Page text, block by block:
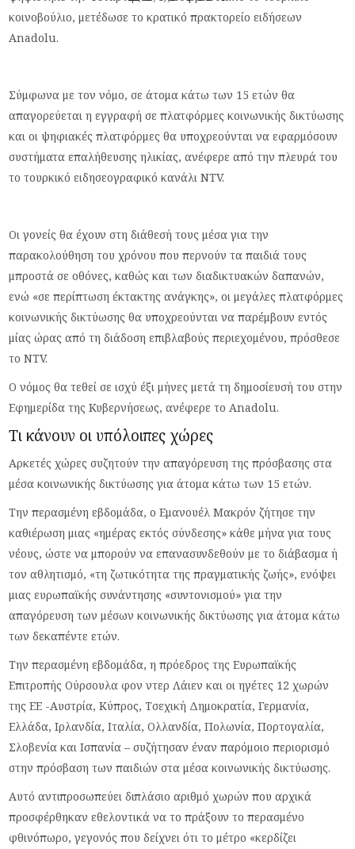
κοινοβούλιο, μετέδωσε το κρατικό πρακτορείο ειδήσεων
Anadolu.
Σύμφωνα με τον νόμο, σε άτομα κάτω των 15 ετών θα
απαγορεύεται η εγγραφή σε πλατφόρμες κοινωνικής δικτύωσης
και οι ψηφιακές πλατφόρμες θα υποχρεούνται να εφαρμόσουν
συστήματα επαλήθευσης ηλικίας, ανέφερε από την πλευρά του
το τουρκικό ειδησεογραφικό κανάλι NTV.
Οι γονείς θα έχουν στη διάθεσή τους μέσα για την
παρακολούθηση του χρόνου που περνούν τα παιδιά τους
μπροστά σε οθόνες, καθώς και των διαδικτυακών δαπανών,
ενώ «σε περίπτωση έκτακτης ανάγκης», οι μεγάλες πλατφόρμες
κοινωνικής δικτύωσης θα υποχρεούνται να παρέμβουν εντός
μίας ώρας από τη διάδοση επιβλαβούς περιεχομένου, πρόσθεσε
το NTV.
Ο νόμος θα τεθεί σε ισχύ έξι μήνες μετά τη δημοσίευσή του στην
Εφημερίδα της Κυβερνήσεως, ανέφερε το Anadolu.
Τι κάνουν οι υπόλοιπες χώρες
Αρκετές χώρες συζητούν την απαγόρευση της πρόσβασης στα
μέσα κοινωνικής δικτύωσης για άτομα κάτω των 15 ετών.
Την περασμένη εβδομάδα, ο Εμανουέλ Μακρόν ζήτησε την
καθιέρωση μιας «ημέρας εκτός σύνδεσης» κάθε μήνα για τους
νέους, ώστε να μπορούν να επανασυνδεθούν με το διάβασμα ή
τον αθλητισμό, «τη ζωτικότητα της πραγματικής ζωής», ενόψει
μιας ευρωπαϊκής συνάντησης «συντονισμού» για την
απαγόρευση των μέσων κοινωνικής δικτύωσης για άτομα κάτω
των δεκαπέντε ετών.
Την περασμένη εβδομάδα, η πρόεδρος της Ευρωπαϊκής
Επιτροπής Ούρσουλα φον ντερ Λάιεν και οι ηγέτες 12 χωρών
της ΕΕ -Αυστρία, Κύπρος, Τσεχική Δημοκρατία, Γερμανία,
Ελλάδα, Ιρλανδία, Ιταλία, Ολλανδία, Πολωνία, Πορτογαλία,
Σλοβενία και Ισπανία – συζήτησαν έναν παρόμοιο περιορισμό
στην πρόσβαση των παιδιών στα μέσα κοινωνικής δικτύωσης.
Αυτό αντιπροσωπεύει διπλάσιο αριθμό χωρών που αρχικά
προσφέρθηκαν εθελοντικά να το πράξουν το περασμένο
φθινόπωρο, γεγονός που δείχνει ότι το μέτρο «κερδίζει